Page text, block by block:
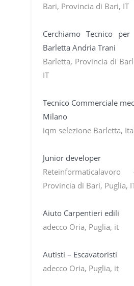
Bari, Provincia di Bari, IT
Cerchiamo Tecnico
Barletta Andria Trani
Barletta, Provincia di
IT
Tecnico Commerciale
Milano
iqm selezione Barletta,
Junior developer
Provincia di Bari, Puglia,
Aiuto Carpentieri edili
adecco Oria, Puglia, it
Autisti – Escavatoristi
adecco Oria, Puglia, it